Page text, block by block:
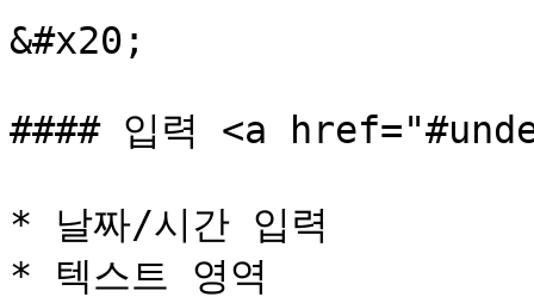
&#x20;
#### 입력 <a
* 날짜/시간 입력
* 텍스트 영역